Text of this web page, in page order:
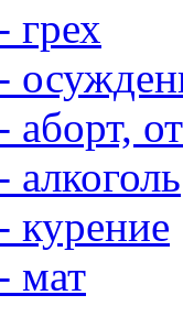
грех
курение
мат